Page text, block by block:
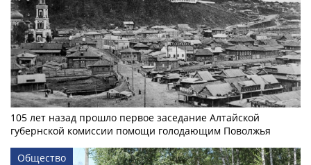
105 лет назад прошло первое заседание Алтайской
губернской комиссии помощи голодающим Поволжья
Общество